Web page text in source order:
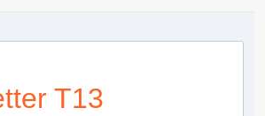
T13